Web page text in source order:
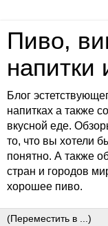
Пиво,
напитки
Блог
напитках а также
вкусной еде.
то, что вы хотели
понятно. А также
стран и городов
хорошее пиво.